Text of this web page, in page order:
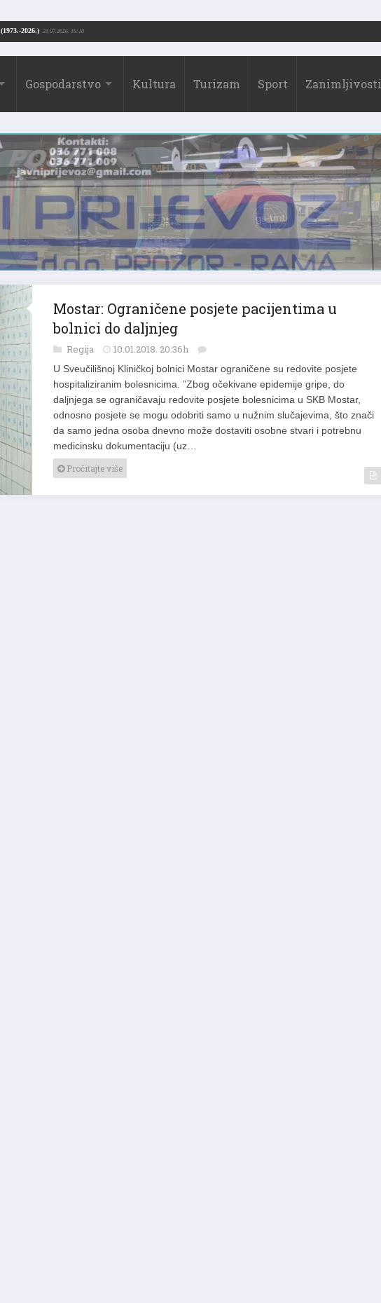
Drago Borić (1973.-2026.) 31.07.2026. 19:10
Gospodarstvo Kultura Turizam Sport Zanimljivosti
Mostar: Ograničene posjete pacijentima u
bolnici do daljnjeg
Regija 10.01.2018. 20:36h
U Sveučilišnoj Kliničkoj bolnici Mostar ograničene su redovite posjete
hospitaliziranim bolesnicima. ”Zbog očekivane epidemije gripe, do
daljnjega se ograničavaju redovite posjete bolesnicima u SKB Mostar,
odnosno posjete se mogu odobriti samo u nužnim slučajevima, što znači
da samo jedna osoba dnevno može dostaviti osobne stvari i potrebnu
medicinsku dokumentaciju (uz…
Pročitajte više